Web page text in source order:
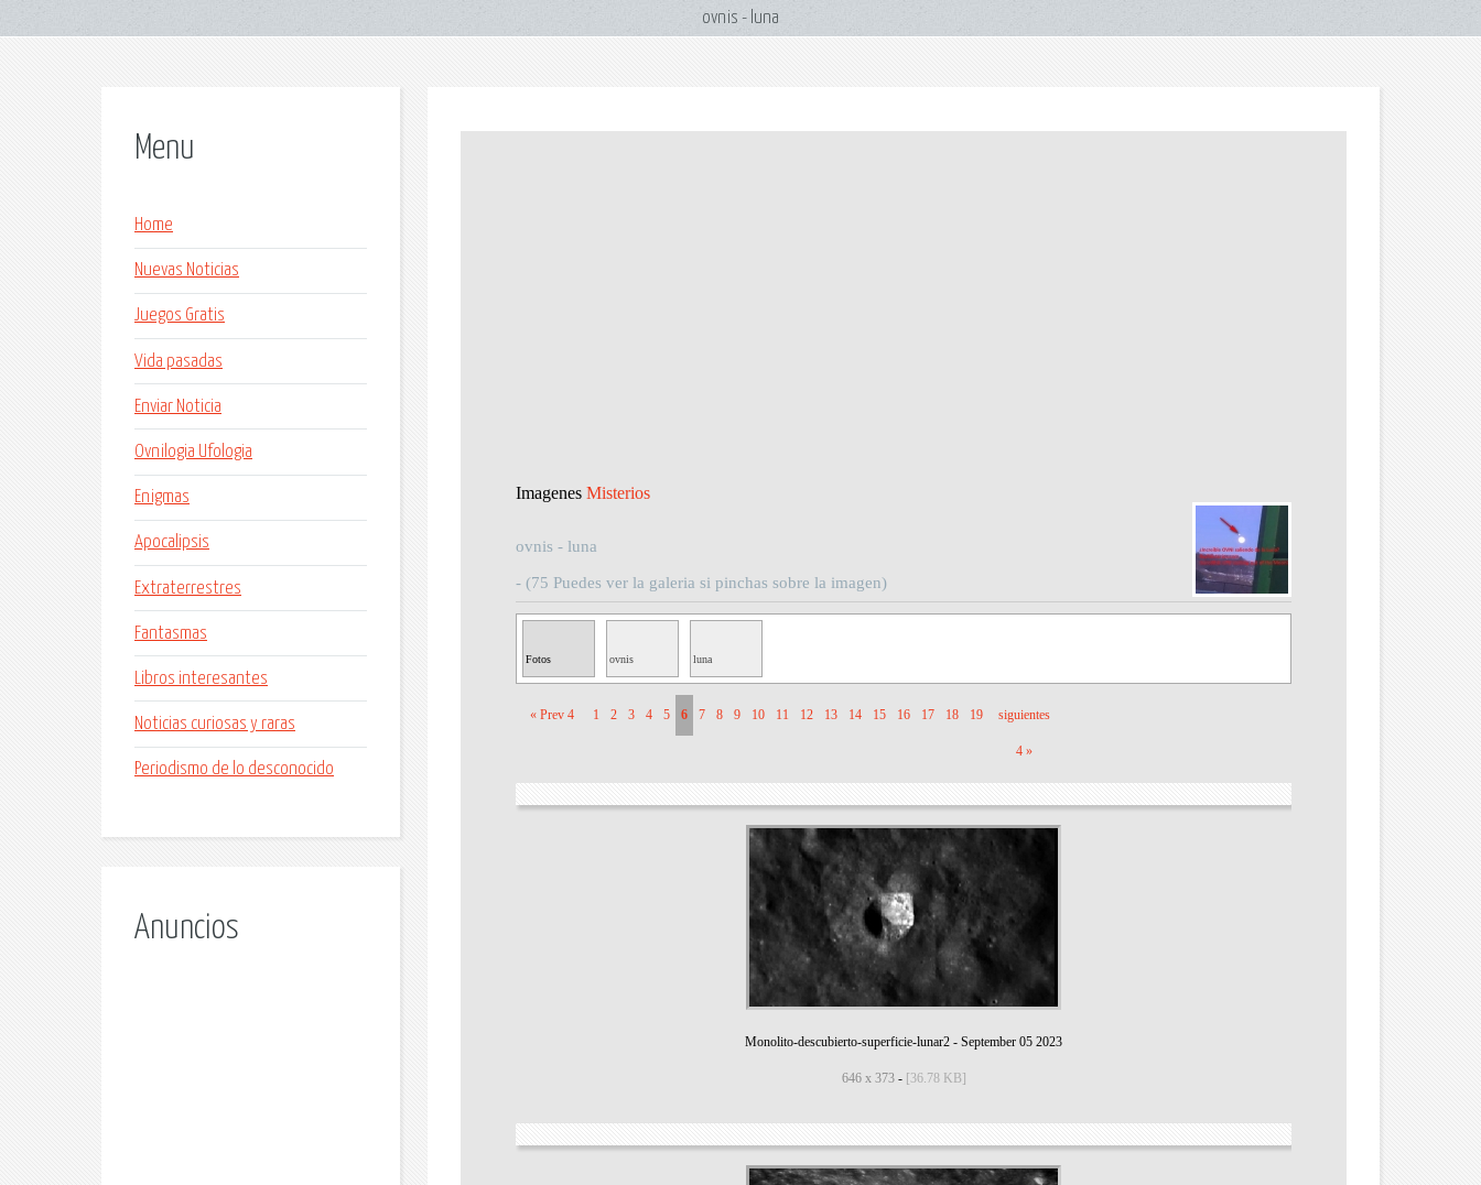
ovnis - luna
Menu
Home
Nuevas Noticias
Juegos Gratis
Vida pasadas
Enviar Noticia
Ovnilogia Ufologia
Enigmas
Apocalipsis
Extraterrestres
Fantasmas
Libros interesantes
Noticias curiosas y raras
Periodismo de lo desconocido
Anuncios
ImagenesMisterios
ovnis - luna
- (75 Puedes ver la galeria si pinchas sobre la imagen)
Fotos ovnis luna
« Prev 4 1 2 3 4 5 6 7 8 9 10 11 12 13 14 15 16 17 18 19 siguientes
4 »
Monolito-descubierto-superficie-lunar2 -September 05 2023
646 x 373- [36.78 KB]